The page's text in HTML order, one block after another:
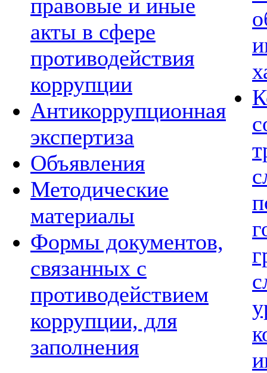
правовые и иные
акты в сфере
противодействия
коррупции
Антикоррупционная
экспертиза
Объявления
Методические
материалы
Формы документов,
связанных с
противодействием
коррупции, для
заполнения